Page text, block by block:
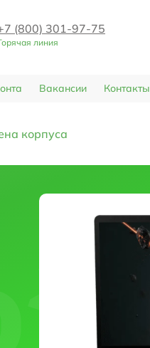
(800) 301-97-75
линия
Вакансии Контакты
корпуса